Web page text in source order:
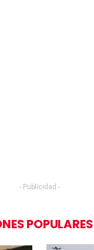
- Publicidad -
POPULARES